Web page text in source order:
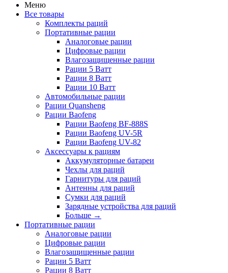
Меню
Все товары
Комплекты раций
Портативные рации
Аналоговые рации
Цифровые рации
Влагозащищенные рации
Рации 5 Ватт
Рации 8 Ватт
Рации 10 Ватт
Автомобильные рации
Рации Quansheng
Рации Baofeng
Рации Baofeng BF-888S
Рации Baofeng UV-5R
Рации Baofeng UV-82
Аксессуары к рациям
Аккумуляторные батареи
Чехлы для раций
Гарнитуры для раций
Антенны для раций
Сумки для раций
Зарядные устройства для раций
Больше →
Портативные рации
Аналоговые рации
Цифровые рации
Влагозащищенные рации
Рации 5 Ватт
Рации 8 Ватт